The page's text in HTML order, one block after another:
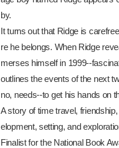
by.
It turns out that Ridge is
re he belongs. When Ridge
merses himself in 1999--
outlines the events of the next
no, needs--to get his hands on
A story of time travel,
elopment, setting, and
Finalist for the National Book